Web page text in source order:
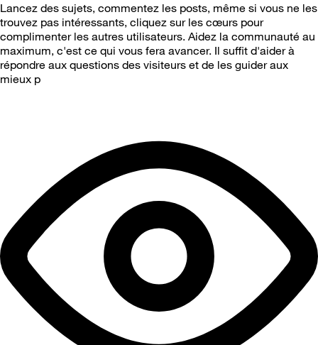
Lancez des sujets, commentez les posts, même si vous ne les
trouvez pas intéressants, cliquez sur les cœurs pour
complimenter les autres utilisateurs. Aidez la communauté au
maximum, c'est ce qui vous fera avancer. Il suffit d'aider à
répondre aux questions des visiteurs et de les guider aux
mieux p